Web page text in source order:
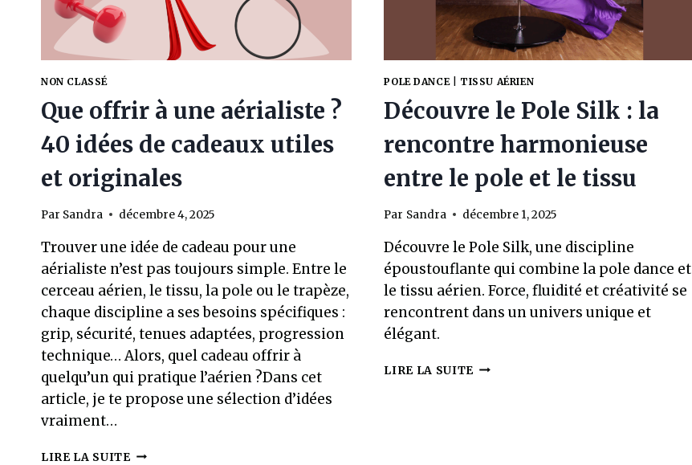
NON CLASSÉ
Que offrir à une aérialiste ?
40 idées de cadeaux utiles
et originales
Par Sandra décembre 4, 2025
Trouver une idée de cadeau pour une
aérialiste n’est pas toujours simple. Entre le
cerceau aérien, le tissu, la pole ou le trapèze,
chaque discipline a ses besoins spécifiques :
grip, sécurité, tenues adaptées, progression
technique… Alors, quel cadeau offrir à
quelqu’un qui pratique l’aérien ?Dans cet
article, je te propose une sélection d’idées
vraiment…
LIRE LA SUITEQUE
POLE DANCE| TISSU AÉRIEN
Découvre le Pole Silk : la
rencontre harmonieuse
entre le pole et le tissu
Par Sandra décembre 1, 2025
Découvre le Pole Silk, une discipline
époustouflante qui combine la pole dance et
le tissu aérien. Force, fluidité et créativité se
rencontrent dans un univers unique et
élégant.
LIRE LA SUITE DÉCOUVRE